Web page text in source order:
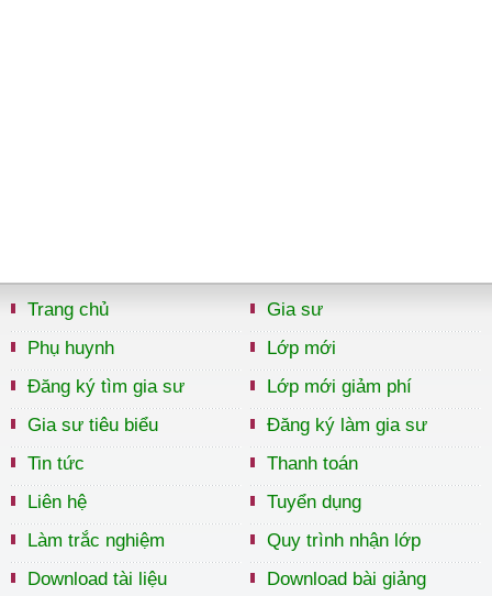
Trang chủ
Phụ huynh
Đăng ký tìm gia sư
Gia sư tiêu biểu
Tin tức
Liên hệ
Làm trắc nghiệm
Download tài liệu
Gia sư
Lớp mới
Lớp mới giảm phí
Đăng ký làm gia sư
Thanh toán
Tuyển dụng
Quy trình nhận lớp
Download bài giảng